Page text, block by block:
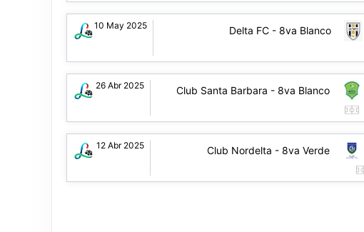
10 May 2025 Delta FC - 8va Blanco
26 Abr 2025 Club Santa Barbara - 8va Blanco
12 Abr 2025 Club Nordelta - 8va Verde